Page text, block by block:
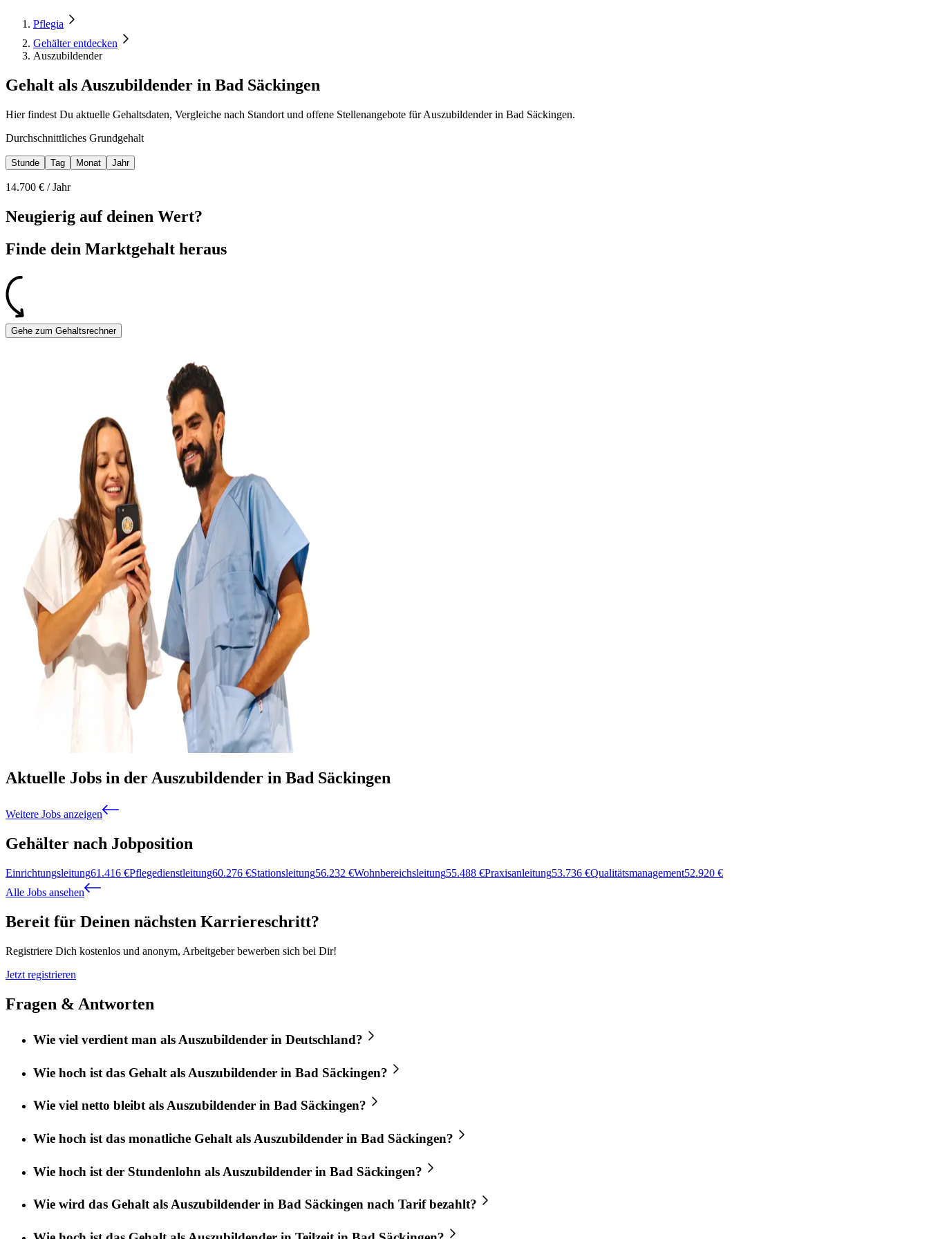
Pflegia
Gehälter entdecken
Auszubildender
Gehalt als Auszubildender in Bad Säckingen
Hier findest Du aktuelle Gehaltsdaten, Vergleiche nach Standort und offene Stellenangebote für Auszubildender in Bad Säckingen.
Durchschnittliches Grundgehalt
Stunde Tag Monat Jahr
14.700 € /Jahr
Neugierig auf deinen Wert?
Finde dein Marktgehalt heraus
Gehe zum Gehaltsrechner
Aktuelle Jobs in der Auszubildender in Bad Säckingen
Weitere Jobs anzeigen
Gehälter nach Jobposition
Einrichtungsleitung61.416 €Pflegedienstleitung60.276 €Stationsleitung56.232 €Wohnbereichsleitung55.488 €Praxisanleitung53.736 €Qualitätsmanagement52.920 €
Alle Jobs ansehen
Bereit für Deinen nächsten Karriereschritt?
Registriere Dich kostenlos und anonym, Arbeitgeber bewerben sich bei Dir!
Jetzt registrieren
Fragen & Antworten
Wie viel verdient man als Auszubildender in Deutschland?
Wie hoch ist das Gehalt als Auszubildender in Bad Säckingen?
Wie viel netto bleibt als Auszubildender in Bad Säckingen?
Wie hoch ist das monatliche Gehalt als Auszubildender in Bad Säckingen?
Wie hoch ist der Stundenlohn als Auszubildender in Bad Säckingen?
Wie wird das Gehalt als Auszubildender in Bad Säckingen nach Tarif bezahlt?